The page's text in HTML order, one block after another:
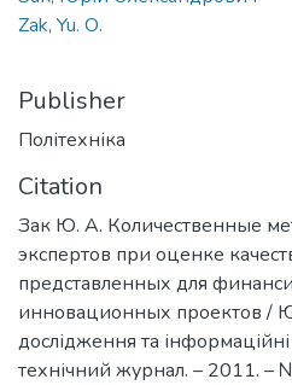
Zak, Yu. О.
Publisher
Політехніка
Citation
Зак Ю. А. Количественные
экспертов при оценке
представленных для
инновационных проектов /
дослідження та інформаційні
технічний журнал. – 2011. –